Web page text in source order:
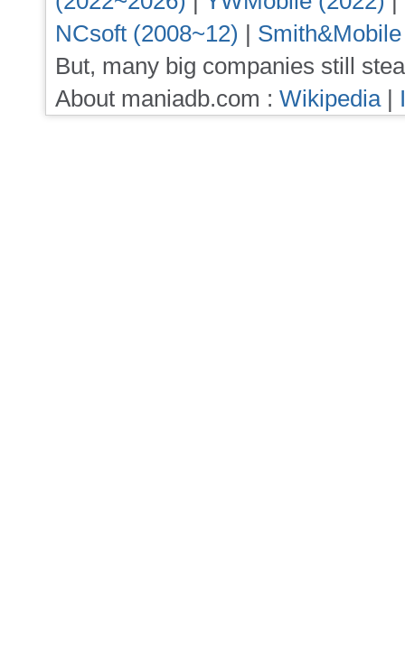
NCsoft (2008~12) |
But, many big companies still
About maniadb.com : Wikipedia|